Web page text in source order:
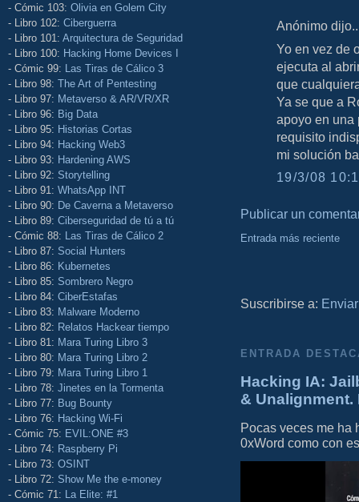
- Cómic 103: Olivia en Golem City
- Libro 102: Ciberguerra
- Libro 101: Arquitectura de Seguridad
- Libro 100: Hacking Home Devices I
- Cómic 99: Las Tiras de Cálico 3
- Libro 98: The Art of Pentesting
- Libro 97: Metaverso & AR/VR/XR
- Libro 96: Big Data
- Libro 95: Historias Cortas
- Libro 94: Hacking Web3
- Libro 93: Hardening AWS
- Libro 92: Storytelling
- Libro 91: WhatsApp INT
- Libro 90: De Caverna a Metaverso
- Libro 89: Ciberseguridad de tú a tú
- Cómic 88: Las Tiras de Cálico 2
- Libro 87: Social Hunters
- Libro 86: Kubernetes
- Libro 85: Sombrero Negro
- Libro 84: CiberEstafas
- Libro 83: Malware Moderno
- Libro 82: Relatos Hackear tiempo
- Libro 81: Mara Turing Libro 3
- Libro 80: Mara Turing Libro 2
- Libro 79: Mara Turing Libro 1
- Libro 78: Jinetes en la Tormenta
- Libro 77: Bug Bounty
- Libro 76: Hacking Wi-Fi
- Cómic 75: EVIL:ONE #3
- Libro 74: Raspberry Pi
- Libro 73: OSINT
- Libro 72: Show Me the e-money
- Cómic 71: La Elite: #1
Anónimo
Yo en vez de
ejecuta al
que
Ya se que a
apoyo en una
requisito
mi solución
19/3/08
Publicar un
Entrada más reciente
Suscribirse a:
ENTRADA
Hacking IA:
&
Pocas veces me ha
0xWord como con